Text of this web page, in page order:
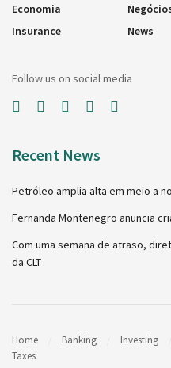
Economia
Insurance
News
Follow us on social media
Recent News
Petróleo amplia alta em meio a
Fernanda Montenegro anuncia
Com uma semana de atraso,
da CLT
Home Banking Investing
Taxes